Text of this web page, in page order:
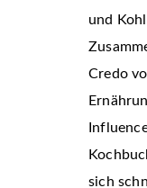
und
Credo
sich